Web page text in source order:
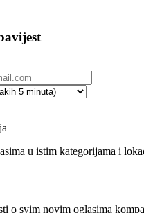
u istim kategorijama i
o svim novim oglasima